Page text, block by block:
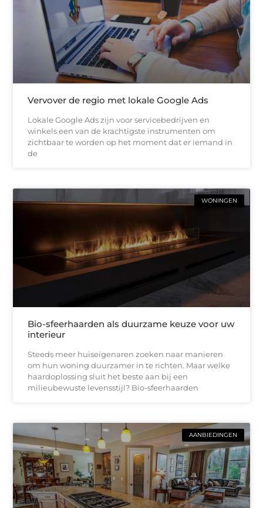
Vervover de regio met lokale Google Ads
Lokale Google Ads zijn voor servicebedrijven en
winkels een van de krachtigste instrumenten om
zichtbaar te worden op het moment dat er iemand in
de
WONINGEN
Bio-sfeerhaarden als duurzame keuze voor uw
interieur
Steeds meer huiseigenaren zoeken naar manieren
om hun woning duurzamer in te richten. Maar welke
haardoplossing sluit het beste aan bij een
milieubewuste levensstijl? Bio-sfeerhaarden
AANBIEDINGEN